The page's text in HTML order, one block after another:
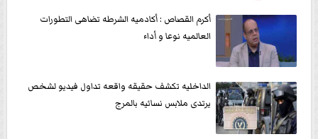
أكرم القصاص : أكادميه الشرطه تضاهى التطورات
العالميه نوعا و أداء
الداخليه تكشف حقيقه واقعه تداول فيديو لشخص
يرتدى ملابس نسائيه بالمرج